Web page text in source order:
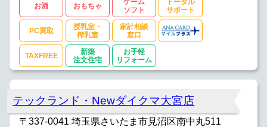
お酒 おもちゃ
ゲーム
ソフト
トータル
サポート
PC買取
授乳室・
搾乳室
家計相談
窓口
TAXFREE
新築
注文住宅
お手軽
リフォーム
テックランド・Newダイクマ大宮店
〒337-0041 埼玉県さいたま市見沼区南中丸511